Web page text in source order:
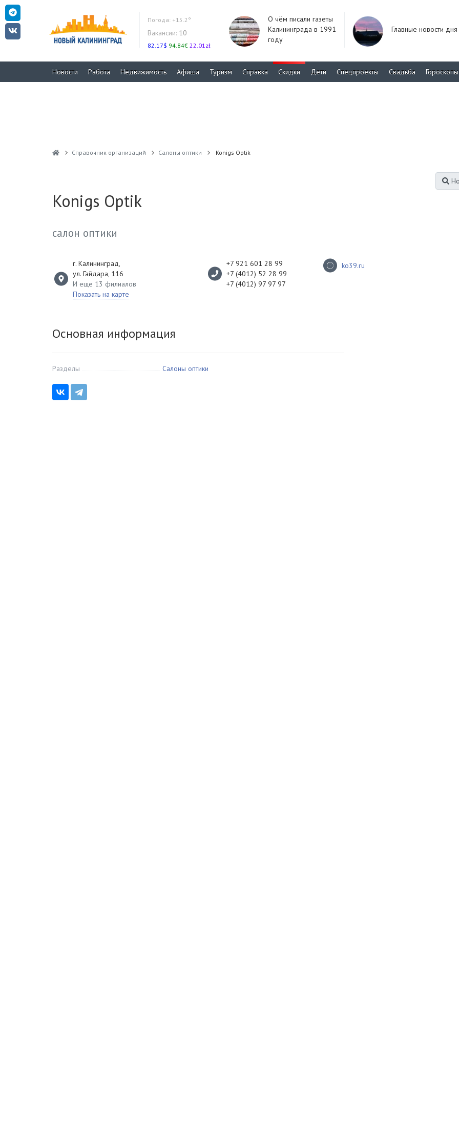
Погода: +15.2°
Вакансии: 10
82.17$ 94.84€ 22.01zł
О чём писали газеты
Калининграда в 1991
году
Главные новости дня
Новости Работа Недвижимость Афиша Туризм Справка Скидки Дети Спецпроекты Свадьба Гороскопы
Справочник организаций Салоны оптики Konigs Optik
Konigs Optik
салон оптики
г. Калининград,
ул. Гайдара, 116
И еще 13 филиалов
Показать на карте
+7 921 601 28 99
+7 (4012) 52 28 99
+7 (4012) 97 97 97
ko39.ru
Основная информация
Разделы Салоны оптики